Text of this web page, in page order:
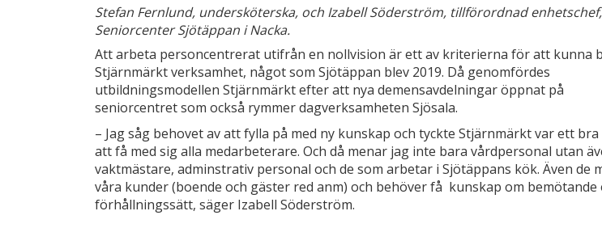
Stefan Fernlund, undersköterska, och Izabell Söderström, tillförordnad enhetschef,
Seniorcenter Sjötäppan i Nacka.
Att arbeta personcentrerat utifrån en nollvision är ett av kriterierna för att kunna
Stjärnmärkt verksamhet, något som Sjötäppan blev 2019. Då genomfördes
utbildningsmodellen Stjärnmärkt efter att nya demensavdelningar öppnat på
seniorcentret som också rymmer dagverksamheten Sjösala.
– Jag såg behovet av att fylla på med ny kunskap och tyckte Stjärnmärkt var ett
att få med sig alla medarbeterare. Och då menar jag inte bara vårdpersonal utan
vaktmästare, adminstrativ personal och de som arbetar i Sjötäppans kök. Även de
våra kunder (boende och gäster red anm) och behöver få kunskap om bemötande
förhållningssätt, säger Izabell Söderström.